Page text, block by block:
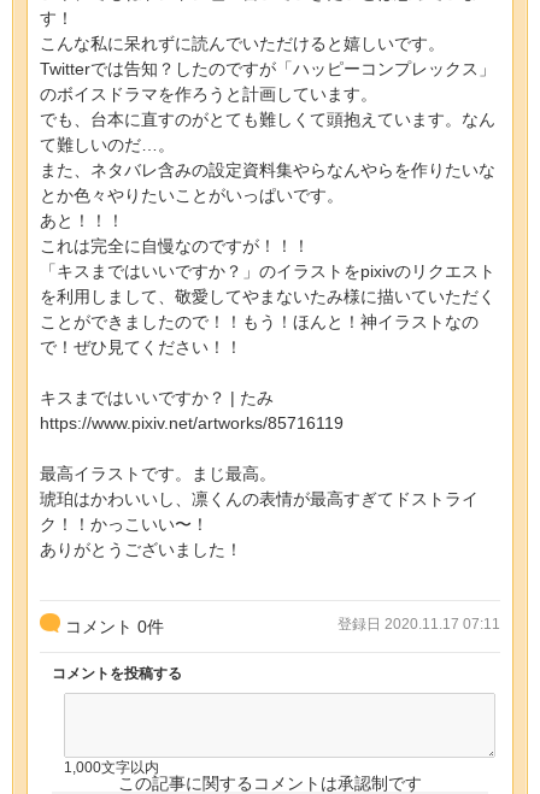
す！
こんな私に呆れずに読んでいただけると嬉しいです。
Twitterでは告知？したのですが「ハッピーコンプレックス」
のボイスドラマを作ろうと計画しています。
でも、台本に直すのがとても難しくて頭抱えています。なん
て難しいのだ…。
また、ネタバレ含みの設定資料集やらなんやらを作りたいな
とか色々やりたいことがいっぱいです。
あと！！！
これは完全に自慢なのですが！！！
「キスまではいいですか？」のイラストをpixivのリクエスト
を利用しまして、敬愛してやまないたみ様に描いていただく
ことができましたので！！もう！ほんと！神イラストなの
で！ぜひ見てください！！
キスまではいいですか？ | たみ
https://www.pixiv.net/artworks/85716119
最高イラストです。まじ最高。
琥珀はかわいいし、凛くんの表情が最高すぎてドストライ
ク！！かっこいい〜！
ありがとうございました！
コメント 0件 登録日 2020.11.17 07:11
コメントを投稿する
1,000文字以内
この記事に関するコメントは承認制です